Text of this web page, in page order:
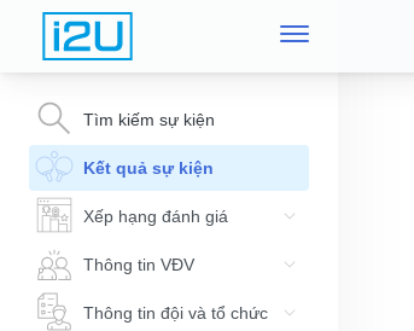
Tìm kiếm sự kiện
Kết quả sự kiện
Xếp hạng đánh giá
Thông tin VĐV
Thông tin đội và tổ chức